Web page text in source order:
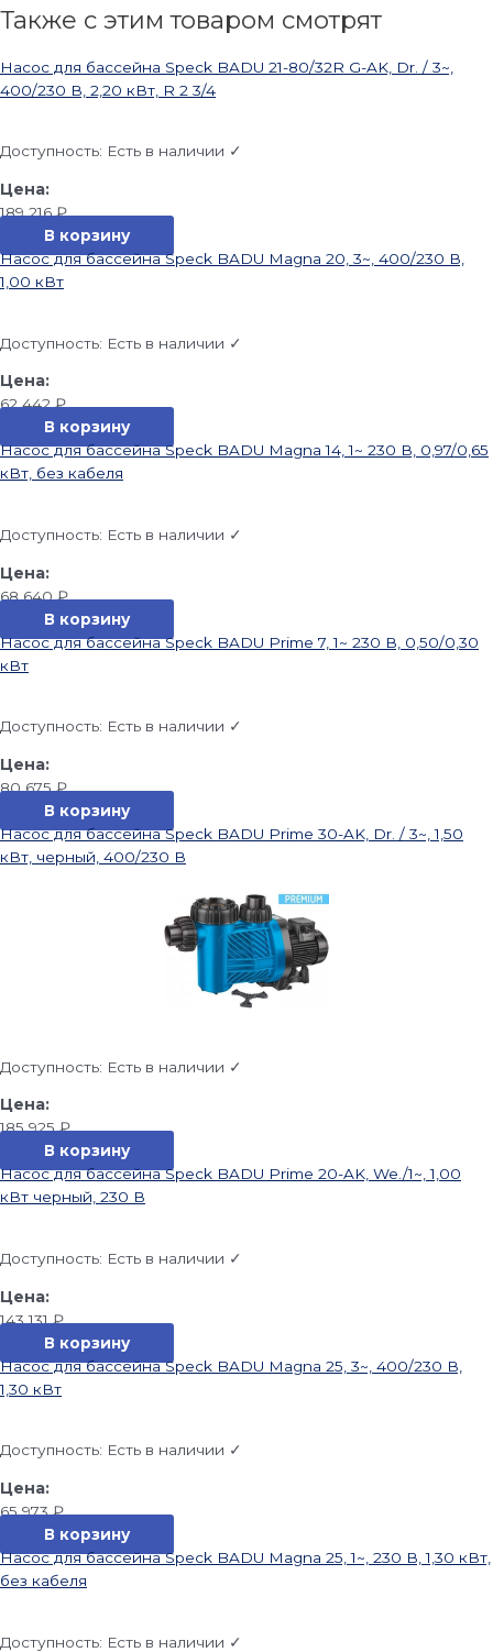
Также с этим товаром смотрят
Насос для бассейна Speck BADU 21-80/32R G-AK, Dr. / 3~,
400/230 В, 2,20 кВт, R 2 3/4
Доступность: Есть в наличии ✓
189 216₽
В корзину
Насос для бассейна Speck BADU Magna 20, 3~, 400/230 В,
1,00 кВт
Доступность: Есть в наличии ✓
62 442₽
В корзину
Насос для бассейна Speck BADU Magna 14, 1~ 230 В, 0,97/0,65
кВт, без кабеля
Доступность: Есть в наличии ✓
68 640₽
В корзину
Насос для бассейна Speck BADU Prime 7, 1~ 230 В, 0,50/0,30
кВт
Доступность: Есть в наличии ✓
80 675₽
В корзину
Насос для бассейна Speck BADU Prime 30-AK, Dr. / 3~, 1,50
кВт, черный, 400/230 В
Доступность: Есть в наличии ✓
185 925₽
В корзину
Насос для бассейна Speck BADU Prime 20-AK, We./1~, 1,00
кВт черный, 230 В
Доступность: Есть в наличии ✓
143 131₽
В корзину
Насос для бассейна Speck BADU Magna 25, 3~, 400/230 В,
1,30 кВт
Доступность: Есть в наличии ✓
65 973₽
В корзину
Насос для бассейна Speck BADU Magna 25, 1~, 230 В, 1,30 кВт,
без кабеля
Доступность: Есть в наличии ✓